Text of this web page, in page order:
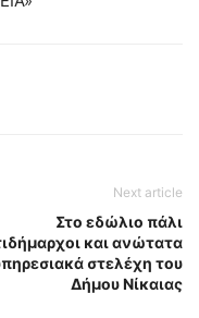
Next article
Στο εδώλιο πάλι
και ανώτατα
στελέχη του
Δήμου Νίκαιας